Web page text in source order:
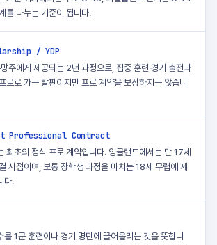
를 나누는 기준이 됩니다.
/ YDP
주에게 제공되는 2년 과정으로, 집중 훈련·경기 출전과
로로 가는 발판이지만 프로 계약을 보장하지는 않습니
Professional Contract
최초의 정식 프로 계약입니다. 잉글랜드에서는 만 17세
시점이며, 보통 장학생 과정을 마치는 18세 무렵에 제
다.
를 1군 훈련이나 경기 명단에 끌어올리는 것을 뜻합니